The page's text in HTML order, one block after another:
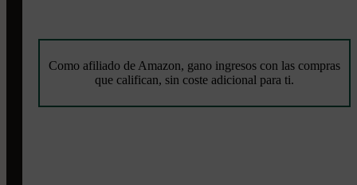
Como afiliado de Amazon, gano ingresos con las compras
que califican, sin coste adicional para ti.